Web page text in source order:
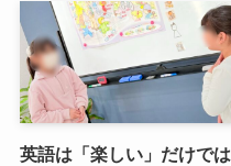
英語は「楽しい」だけでは